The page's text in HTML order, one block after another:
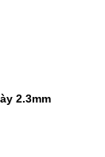
2.3mm